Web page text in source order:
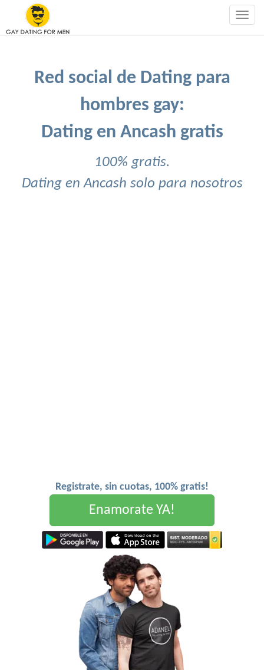
Red social de Dating para
hombres gay:
Dating en Ancash gratis
100% gratis.
Dating en Ancash solo para nosotros
Registrate, sin cuotas, 100% gratis!
Enamorate YA!